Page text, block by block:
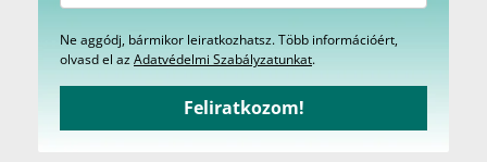
Ne aggódj, bármikor leiratkozhatsz. Több információért,
olvasd el azAdatvédelmi Szabályzatunkat.
Feliratkozom!